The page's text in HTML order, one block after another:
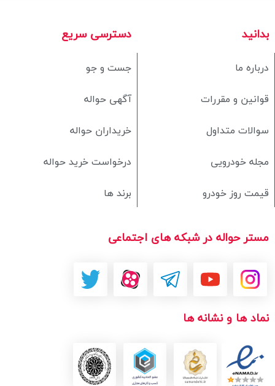
دسترسی سریع
جست و جو
آگهی حواله
خریداران حواله
درخواست خرید حواله
برند ها
بدانید
درباره ما
قوانین و مقررات
سوالات متداول
مجله خودرویی
قیمت روز خودرو
مستر حواله در شبکه های اجتماعی
نماد ها و نشانه ها